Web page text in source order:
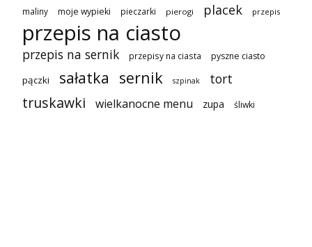
maliny moje wypieki pieczarki pierogi placek przepis
przepis na ciasto
przepis na sernik przepisy na ciasta pyszne ciasto
pączki sałatka sernik szpinak tort
truskawki wielkanocne menu zupa śliwki